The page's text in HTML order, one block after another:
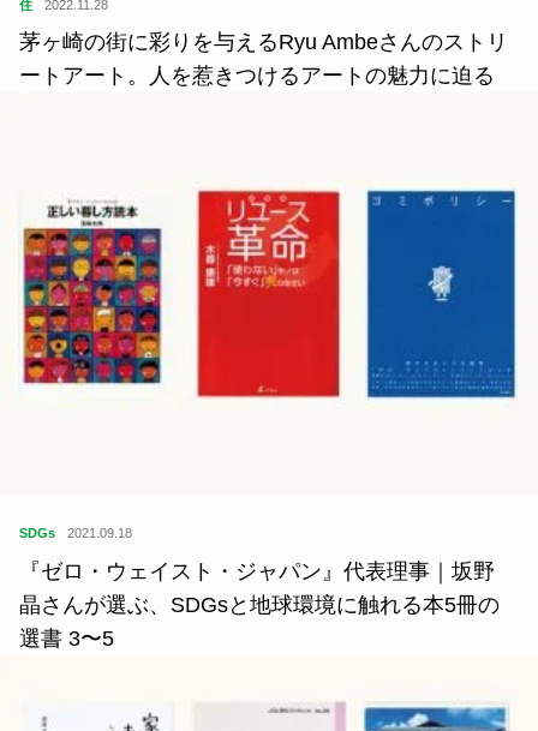
住 2022.11.28
茅ヶ崎の街に彩りを与えるRyu Ambeさんのストリ
ートアート。人を惹きつけるアートの魅力に迫る
SDGs 2021.09.18
『ゼロ・ウェイスト・ジャパン』代表理事｜坂野
晶さんが選ぶ、SDGsと地球環境に触れる本5冊の
選書 3〜5